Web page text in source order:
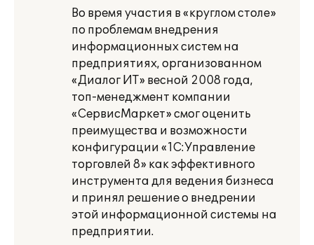
Во время участия в «круглом столе»
по проблемам внедрения
информационных систем на
предприятиях, организованном
«Диалог ИТ» весной 2008 года,
топ-менеджмент компании
«СервисМаркет» смог оценить
преимущества и возможности
конфигурации «1С:Управление
торговлей 8» как эффективного
инструмента для ведения бизнеса
и принял решение о внедрении
этой информационной системы на
предприятии.